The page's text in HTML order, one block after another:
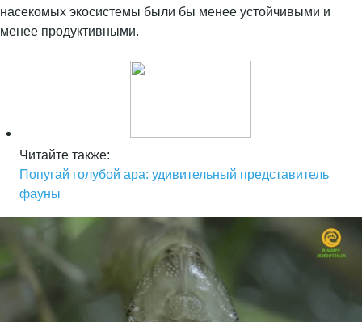
насекомых экосистемы были бы менее устойчивыми и
менее продуктивными.
Читайте также:
Попугай голубой ара: удивительный представитель
фауны